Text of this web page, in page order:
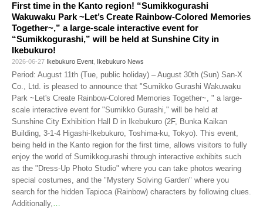
First time in the Kanto region! “Sumikkogurashi
Wakuwaku Park ~Let’s Create Rainbow-Colored Memories
Together~,” a large-scale interactive event for
“Sumikkogurashi,” will be held at Sunshine City in
Ikebukuro!
2026-06-27 Ikebukuro Event, Ikebukuro News
Period: August 11th (Tue, public holiday) – August 30th (Sun) San-X
Co., Ltd. is pleased to announce that "Sumikko Gurashi Wakuwaku
Park ~Let's Create Rainbow-Colored Memories Together~, " a large-
scale interactive event for "Sumikko Gurashi," will be held at
Sunshine City Exhibition Hall D in Ikebukuro (2F, Bunka Kaikan
Building, 3-1-4 Higashi-Ikebukuro, Toshima-ku, Tokyo). This event,
being held in the Kanto region for the first time, allows visitors to fully
enjoy the world of Sumikkogurashi through interactive exhibits such
as the "Dress-Up Photo Studio" where you can take photos wearing
special costumes, and the "Mystery Solving Garden" where you
search for the hidden Tapioca (Rainbow) characters by following clues.
Additionally,…